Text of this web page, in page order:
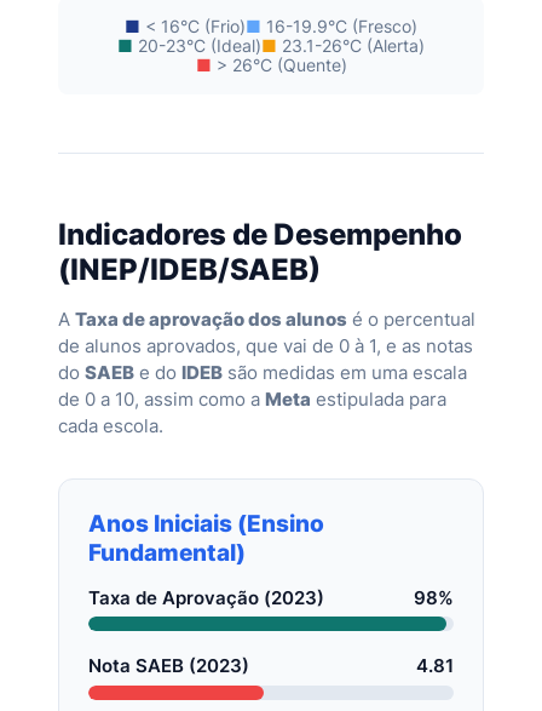
■ < 16°C (Frio)■ 16-19.9°C (Fresco)
■ 20-23°C (Ideal)■ 23.1-26°C (Alerta)
■ > 26°C (Quente)
Indicadores de Desempenho
(INEP/IDEB/SAEB)
A Taxa de aprovação dos alunos é o percentual
de alunos aprovados, que vai de 0 à 1, e as notas
do SAEB e do IDEB são medidas em uma escala
de 0 a 10, assim como a Meta estipulada para
cada escola.
Anos Iniciais (Ensino
Fundamental)
Taxa de Aprovação (2023) 98%
Nota SAEB (2023) 4.81